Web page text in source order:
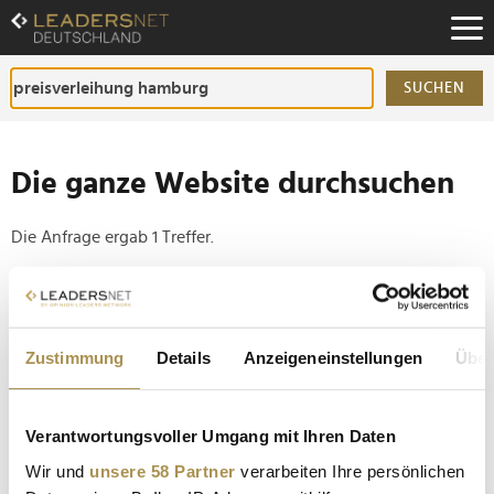
Zustimmung Details Anzeigeneinstellungen
Verantwortungsvoller Umgang mit Ihren Daten
Wir und unsere 58 Partner verarbeiten Ihre persönlichen
Zum
Inhalt
Zur
Fußzeilen-
Navigation
SUCHEN
Die ganze Website durchsuchen
Die Anfrage ergab 1 Treffer.
Tipp
Setzen Sie die gesuchten Wörter zwischen
Anführungszeichen: zb "Vorname Nachname".
Stern-Preis 2024: Auszeichnungen für besten
Journalismus